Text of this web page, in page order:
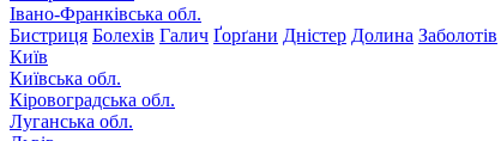
Івано-Франківська обл.
Бистриця Болехів Галич Ґорґани Дністер Долина Заболотів
Київ
Київська обл.
Кіровоградська обл.
Луганська обл.